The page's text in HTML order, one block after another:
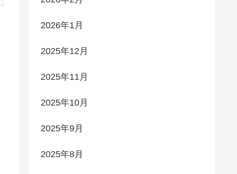
2026年1月
2025年12月
2025年11月
2025年10月
2025年9月
2025年8月